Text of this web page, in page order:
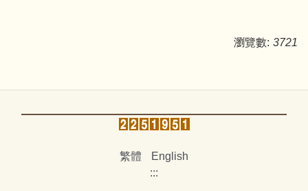
瀏覽數: 3721
繁體
English
:::